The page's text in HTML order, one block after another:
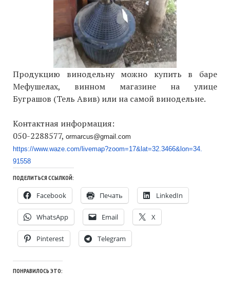
Продукцию винодельну можно купить в баре
Мефушелах, винном магазине на улице
Буграшов (Тель Авив) или на самой винодельне.
Контактная информация:
050-2288577, ormarcus@gmail.com
https://www.waze.com/livemap?zoom=17&lat=32.3466&lon=34.
91558
ПОДЕЛИТЬСЯ ССЫЛКОЙ:
Facebook Печать LinkedIn
WhatsApp Email X
Pinterest Telegram
ПОНРАВИЛОСЬ ЭТО: